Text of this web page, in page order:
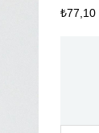
₺77,10